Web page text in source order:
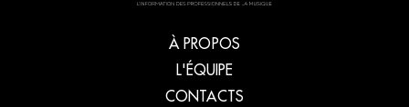
À PROPOS
L'ÉQUIPE
CONTACTS